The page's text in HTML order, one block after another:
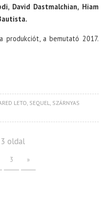
David Dastmalchian, Hiam
produkciót, a bemutató 2017.
LETO, SEQUEL, SZÁRNYAS
oldal
3 »